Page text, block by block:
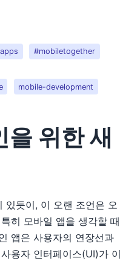
#mobiletogether
mobile-development
을 위한 새
있듯이, 이 오랜 조언은 오
히 모바일 앱을 생각할 때
앱은 사용자의 연장선과
용자 인터페이스(UI)가 이